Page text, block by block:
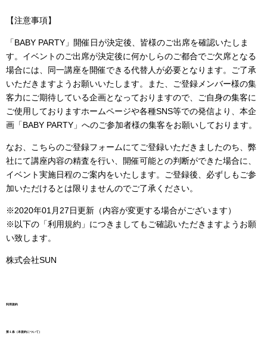
【注意事項】
「BABY PARTY」開催日が決定後、皆様のご出席を確認いたしま
す。イベントのご出席が決定後に何かしらのご都合でご欠席となる
場合には、同一講座を開催できる代替人が必要となります。ご了承
いただきますようお願いいたします。また、ご登録メンバー様の集
客力にご期待している企画となっておりますので、ご自身の集客に
ご使用しておりますホームページや各種SNS等での発信より、本企
画「BABY PARTY」へのご参加者様の集客をお願いしております。
なお、こちらのご登録フォームにてご登録いただきましたのち、弊
社にて講座内容の精査を行い、開催可能との判断ができた場合に、
イベント実施日程のご案内をいたします。ご登録後、必ずしもご参
加いただけるとは限りませんのでご了承ください。
※2020年01月27日更新（内容が変更する場合がございます）
※以下の「利用規約」につきましてもご確認いただきますようお願
い致します。
株式会社SUN
利用規約
第１条（本規約について）